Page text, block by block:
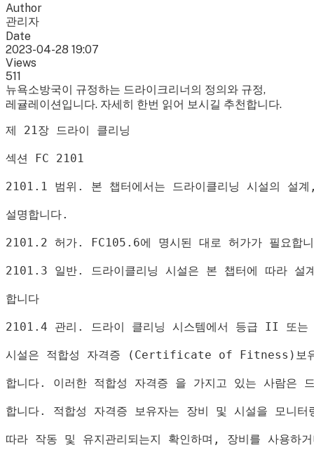
Author
관리자
Date
2023-04-28 19:07
Views
511
뉴욕소방국이 규정하는 드라이크리너의 정의와 규정,
레귤레이션입니다. 자세히 한번 읽어 보시길 추천합니다.
제 21장 드라이 클리닝
섹션 FC 2101
2101.1 범위 . 본 챕터에서는 드라이클리닝 시설의 설계
설명합니다.
2101.2 허가. FC105.6에 명시된 대로 허가가 필요합
2101.3 일반. 드라이클리닝 시설은 본 챕터에 따라 설
합니다
2101.4 관리 . 드라이 클리닝 시스템에서 등급 II 또
시설은 적합성 자격증 ( Certificate of Fitness ) 보
합니다. 이러한 적합성 자격증 을 가지고 있는 사람은
합니다. 적합성 자격증 보유자는 장비 및 시설을 모니터
따라 작동 및 유지관리되는지 확인하며 , 장비를 사용하